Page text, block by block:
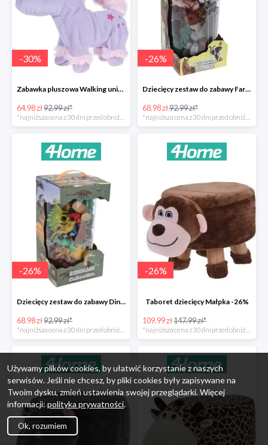
-30%
Zabawka pluszowa Walking unicorn -30%
64.98 zł92.99 zł*
*najniższa cena z 30 dni przed obniżką
-26%
Dziecięcy zestaw do zabawy Farm animals Collection -26%
68.98 zł92.99 zł*
*najniższa cena z 30 dni przed obniżką
-26%
Dziecięcy zestaw do zabawy Dinosaur Collection -26%
68.98 zł92.99 zł*
-26%
Taboret dziecięcy Małpka -26%
109.99 zł147.99 zł*
Używamy plików cookies, by ułatwić korzystanie z naszych
serwisów. Jeśli nie chcesz, by pliki cookies były zapisywane na
Twoim dysku, zmień ustawienia swojej przeglądarki. Więcej
informacji: polityka prywatności.
Ok, rozumiem